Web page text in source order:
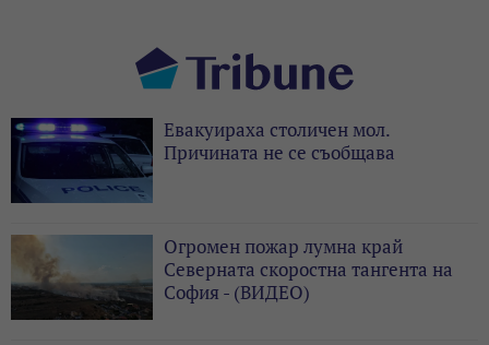
Евакуираха столичен мол.
Причината не се съобщава
Огромен пожар лумна край
Северната скоростна тангента на
София - (ВИДЕО)